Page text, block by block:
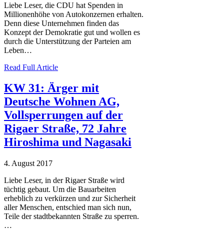
Liebe Leser, die CDU hat Spenden in
Millionenhöhe von Autokonzernen erhalten.
Denn diese Unternehmen finden das
Konzept der Demokratie gut und wollen es
durch die Unterstützung der Parteien am
Leben…
Read Full Article
KW 31: Ärger mit
Deutsche Wohnen AG,
Vollsperrungen auf der
Rigaer Straße, 72 Jahre
Hiroshima und Nagasaki
4. August 2017
Liebe Leser, in der Rigaer Straße wird
tüchtig gebaut. Um die Bauarbeiten
erheblich zu verkürzen und zur Sicherheit
aller Menschen, entschied man sich nun,
Teile der stadtbekannten Straße zu sperren.
…